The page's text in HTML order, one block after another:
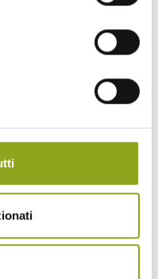
a 360°